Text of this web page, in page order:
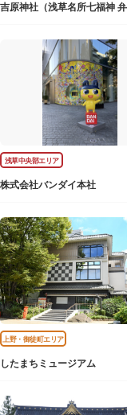
吉原神社（浅草名所七福神 弁
浅草中央部エリア
株式会社バンダイ本社
上野・御徒町エリア
したまちミュージアム